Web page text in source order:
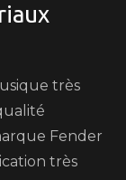
très
Fender
très